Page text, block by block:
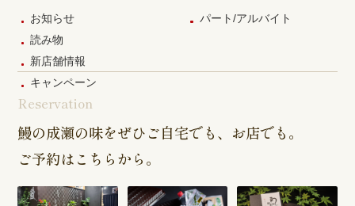
お知らせ
読み物
新店舗情報
キャンペーン
パート/アルバイト
Reservation
鰻の成瀬の味をぜひご自宅でも、お店でも。
ご予約はこちらから。